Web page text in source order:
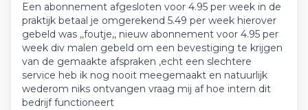
Een abonnement afgesloten voor 4.95 per week in de
praktijk betaal je omgerekend 5.49 per week hierover
gebeld was ,,foutje,, nieuw abonnement voor 4.95 per
week div malen gebeld om een bevestiging te krijgen
van de gemaakte afspraken ,echt een slechtere
service heb ik nog nooit meegemaakt en natuurlijk
wederom niks ontvangen vraag mij af hoe intern dit
bedrijf functioneert